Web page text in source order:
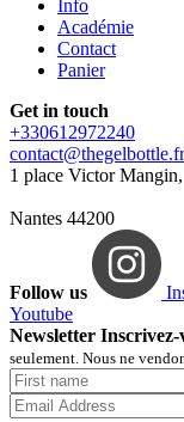
Info
Académie
Contact
Panier
Get in touch
+330612972240
contact@thegelbottle.fr
1 place Victor Mangin,
Nantes 44200
Follow us
Youtube
Newsletter Inscrivez-
seulement. Nous ne